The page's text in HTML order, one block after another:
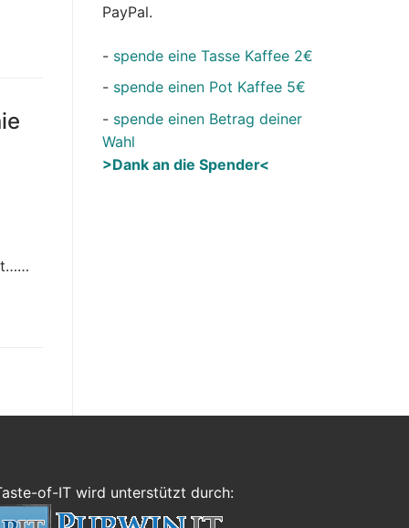
PayPal.
- spende eine Tasse Kaffee 2€
- spende einen Pot Kaffee 5€
- spende einen Betrag deiner
Wahl
>Dank an die Spender<
of-IT wird unterstützt durch: